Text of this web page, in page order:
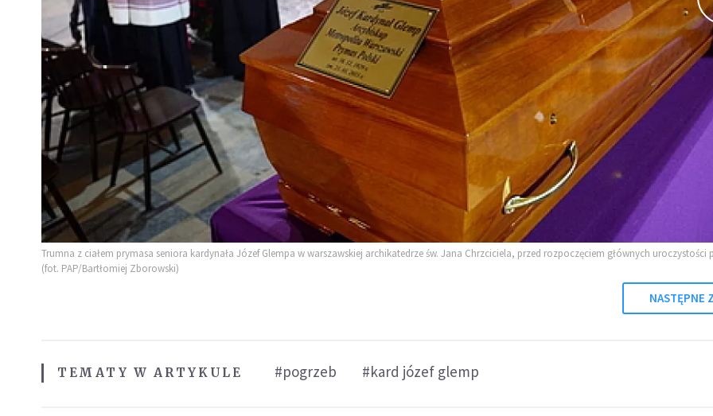
Trumna z ciałem prymasa seniora kardynała Józef Glempa w warszawskiej archikatedrze św. Jana Chrzciciela, przed rozpoczęciem głównych uroczystości
(fot. PAP/Bartłomiej Zborowski)
NASTĘPNE
TEMATY W ARTYKULE #pogrzeb #kard józef glemp